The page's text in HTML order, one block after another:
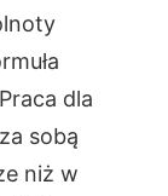
dla
sobą
niż w